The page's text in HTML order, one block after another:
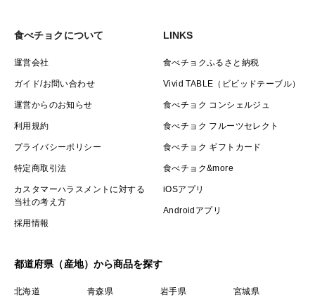
フタを軽く開けておくと湿気がこもりにくくおすすめで
〔冷凍保存〕
加熱後（蒸す・茹でる・焼くなど）に冷凍保存が可能で
す。
焼き芋はラップで包み、冷凍庫で保存してください。
冷蔵庫での保存は避けてください（低温障害を起こしや
すくなります）。 また、水洗いは調理の直前に行うの
が◎。
芽が出ても毒性はなく、手で簡単に取り除けます。
食べチョクについて
運営会社
ガイド/お問い合わせ
運営からのお知らせ
利用規約
プライバシーポリシー
特定商取引法
カスタマーハラスメントに対する
当社の考え方
採用情報
LINKS
食べチョクふるさと納税
Vivid TABLE（ビビッドテーブル）
食べチョク コンシェルジュ
食べチョク フルーツセレクト
食べチョク ギフトカード
食べチョク&more
iOSアプリ
Androidアプリ
都道府県（産地）から商品を探す
北海道 青森県 岩手県
宮城県